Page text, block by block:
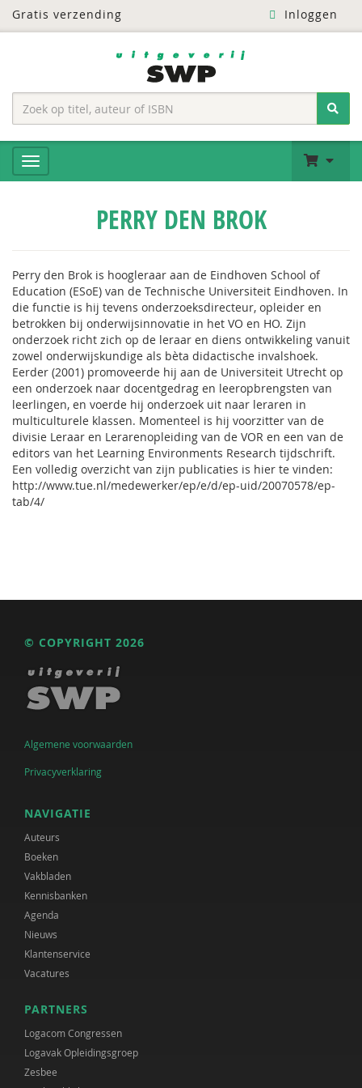
Gratis verzending Inloggen
PERRY DEN BROK
Perry den Brok is hoogleraar aan de Eindhoven School of
Education (ESoE) van de Technische Universiteit Eindhoven. In
die functie is hij tevens onderzoeksdirecteur, opleider en
betrokken bij onderwijsinnovatie in het VO en HO. Zijn
onderzoek richt zich op de leraar en diens ontwikkeling vanuit
zowel onderwijskundige als bèta didactische invalshoek.
Eerder (2001) promoveerde hij aan de Universiteit Utrecht op
een onderzoek naar docentgedrag en leeropbrengsten van
leerlingen, en voerde hij onderzoek uit naar leraren in
multiculturele klassen. Momenteel is hij voorzitter van de
divisie Leraar en Lerarenopleiding van de VOR en een van de
editors van het Learning Environments Research tijdschrift.
Een volledig overzicht van zijn publicaties is hier te vinden:
http://www.tue.nl/medewerker/ep/e/d/ep-uid/20070578/ep-
tab/4/
© COPYRIGHT 2026
Algemene voorwaarden
Privacyverklaring
NAVIGATIE
Auteurs
Boeken
Vakbladen
Kennisbanken
Agenda
Nieuws
Klantenservice
Vacatures
PARTNERS
Logacom Congressen
Logavak Opleidingsgroep
Zesbee